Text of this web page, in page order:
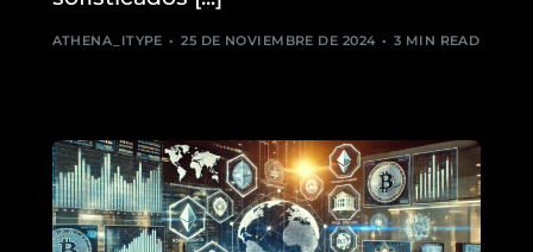
ATHENA_ITYPE 25 DE NOVIEMBRE DE 2024 3 MIN READ